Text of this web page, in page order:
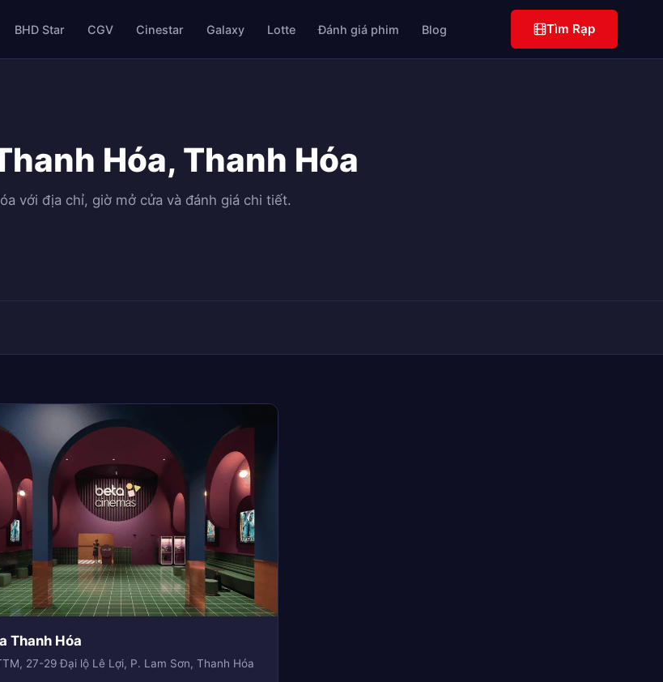
BHD Star CGV Cinestar Galaxy Lotte Đánh giá phim Blog Tìm Rạp
Hóa, Thanh Hóa
với địa chỉ, giờ mở cửa và đánh giá chi tiết.
Thanh Hóa
27-29 Đại lộ Lê Lợi, P. Lam Sơn, Thanh Hóa